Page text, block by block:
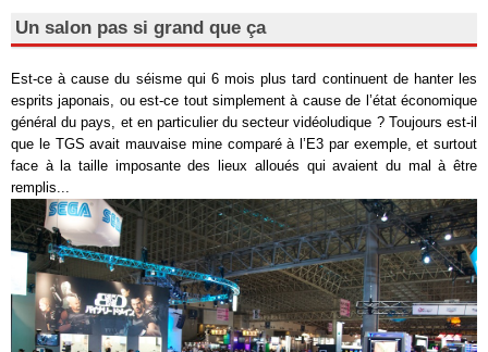
Un salon pas si grand que ça
Est-ce à cause du séisme qui 6 mois plus tard continuent de hanter les
esprits japonais, ou est-ce tout simplement à cause de l’état économique
général du pays, et en particulier du secteur vidéoludique ? Toujours est-il
que le TGS avait mauvaise mine comparé à l’E3 par exemple, et surtout
face à la taille imposante des lieux alloués qui avaient du mal à être
remplis...